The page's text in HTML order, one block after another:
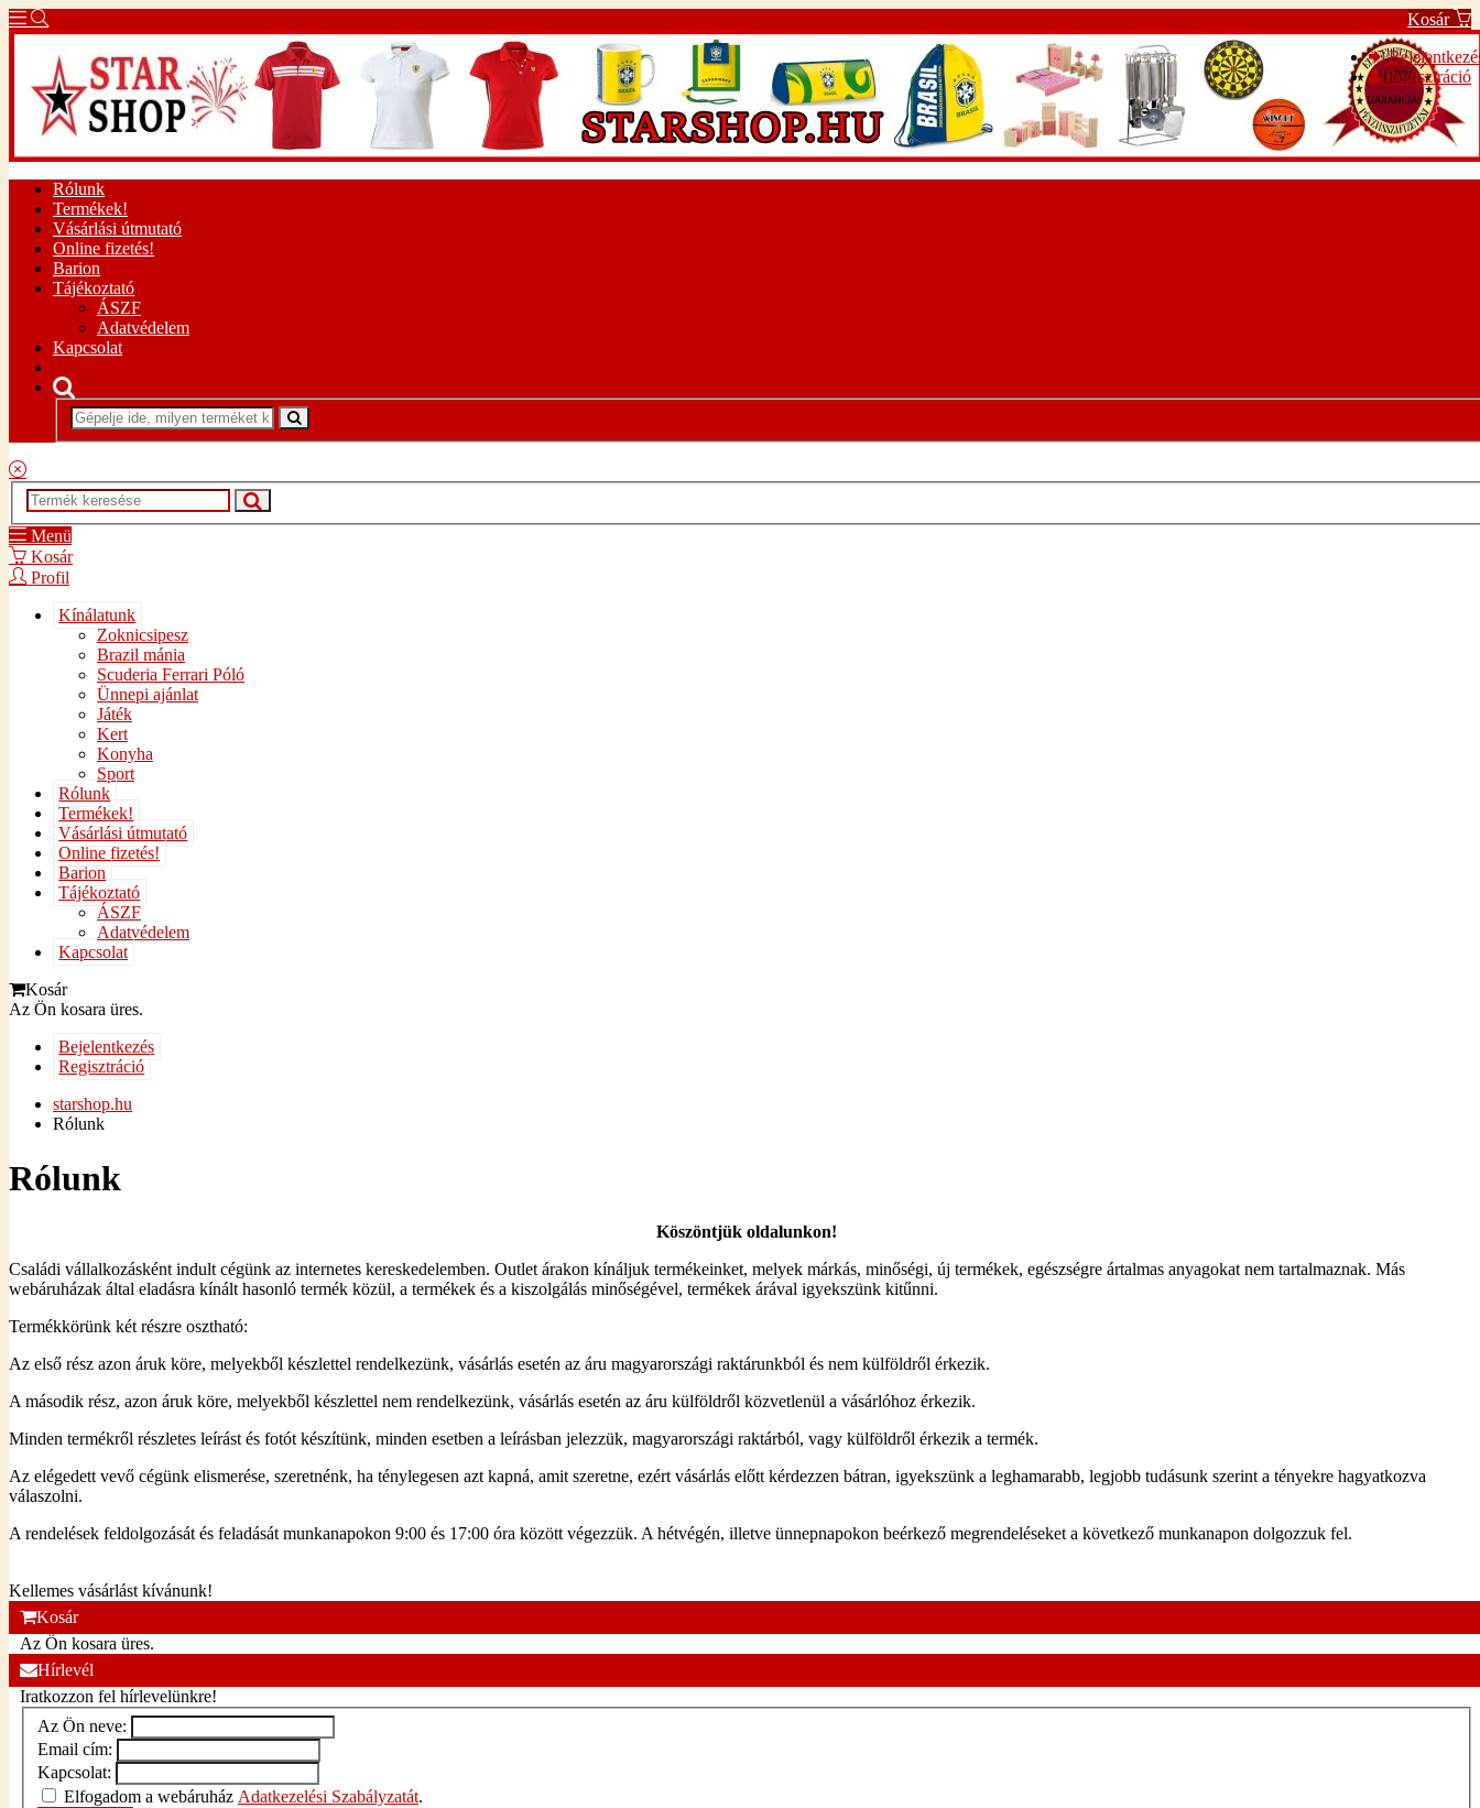
Kosár
Regisztráció
Rólunk
Termékek!
Vásárlási útmutató
Online fizetés!
Barion
Tájékoztató
ÁSZF
Adatvédelem
Kapcsolat
Menü
Kosár
Profil
Kínálatunk
Zoknicsipesz
Brazil mánia
Scuderia Ferrari Póló
Ünnepi ajánlat
Játék
Kert
Konyha
Sport
Rólunk
Termékek!
Vásárlási útmutató
Online fizetés!
Barion
Tájékoztató
ÁSZF
Adatvédelem
Kapcsolat
Kosár
Az Ön kosara üres.
Bejelentkezés
Regisztráció
starshop.hu
Rólunk
Rólunk
Köszöntjük oldalunkon!
Családi vállalkozásként indult cégünk az internetes kereskedelemben. Outlet árakon kínáljuk termékeinket, melyek márkás, minőségi, új termékek, egészségre ártalmas anyagokat nem tartalmaznak. Más
webáruházak által eladásra kínált hasonló termék közül, a termékek és a kiszolgálás minőségével, termékek árával igyekszünk kitűnni.
Termékkörünk két részre osztható:
Az első rész azon áruk köre, melyekből készlettel rendelkezünk, vásárlás esetén az áru magyarországi raktárunkból és nem külföldről érkezik.
A második rész, azon áruk köre, melyekből készlettel nem rendelkezünk, vásárlás esetén az áru külföldről közvetlenül a vásárlóhoz érkezik.
Minden termékről részletes leírást és fotót készítünk, minden esetben a leírásban jelezzük, magyarországi raktárból, vagy külföldről érkezik a termék.
Az elégedett vevő cégünk elismerése, szeretnénk, ha ténylegesen azt kapná, amit szeretne, ezért vásárlás előtt kérdezzen bátran, igyekszünk a leghamarabb, legjobb tudásunk szerint a tényekre hagyatkozva
válaszolni.
A rendelések feldolgozását és feladását munkanapokon 9:00 és 17:00 óra között végezzük. A hétvégén, illetve ünnepnapokon beérkező megrendeléseket a következő munkanapon dolgozzuk fel.
Kellemes vásárlást kívánunk!
Kosár
Az Ön kosara üres.
Hírlevél
Iratkozzon fel hírlevelünkre!
Az Ön neve:
Email cím:
Kapcsolat:
Elfogadom a webáruház Adatkezelési Szabályzatát.